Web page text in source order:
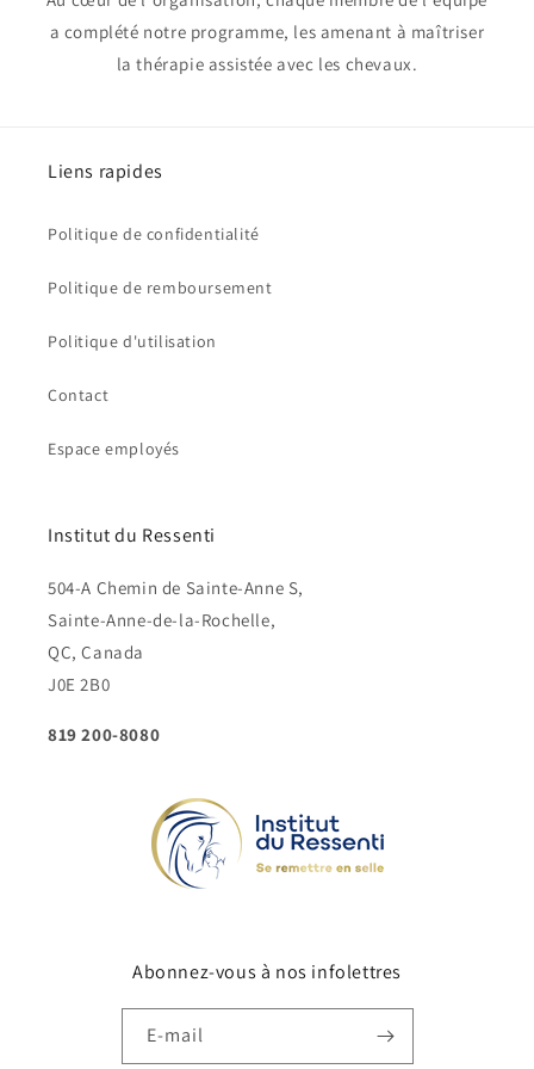
a complété notre programme, les amenant à maîtriser
la thérapie assistée avec les chevaux.
Liens rapides
Politique de confidentialité
Politique de remboursement
Politique d'utilisation
Contact
Espace employés
Institut du Ressenti
504-A Chemin de Sainte-Anne S,
Sainte-Anne-de-la-Rochelle,
QC, Canada
J0E 2B0
819 200-8080
Abonnez-vous à nos infolettres
E-mail